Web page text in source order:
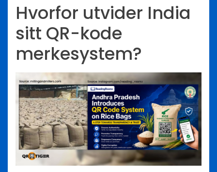
Hvorfor utvider India
sitt QR-kode
merkesystem?